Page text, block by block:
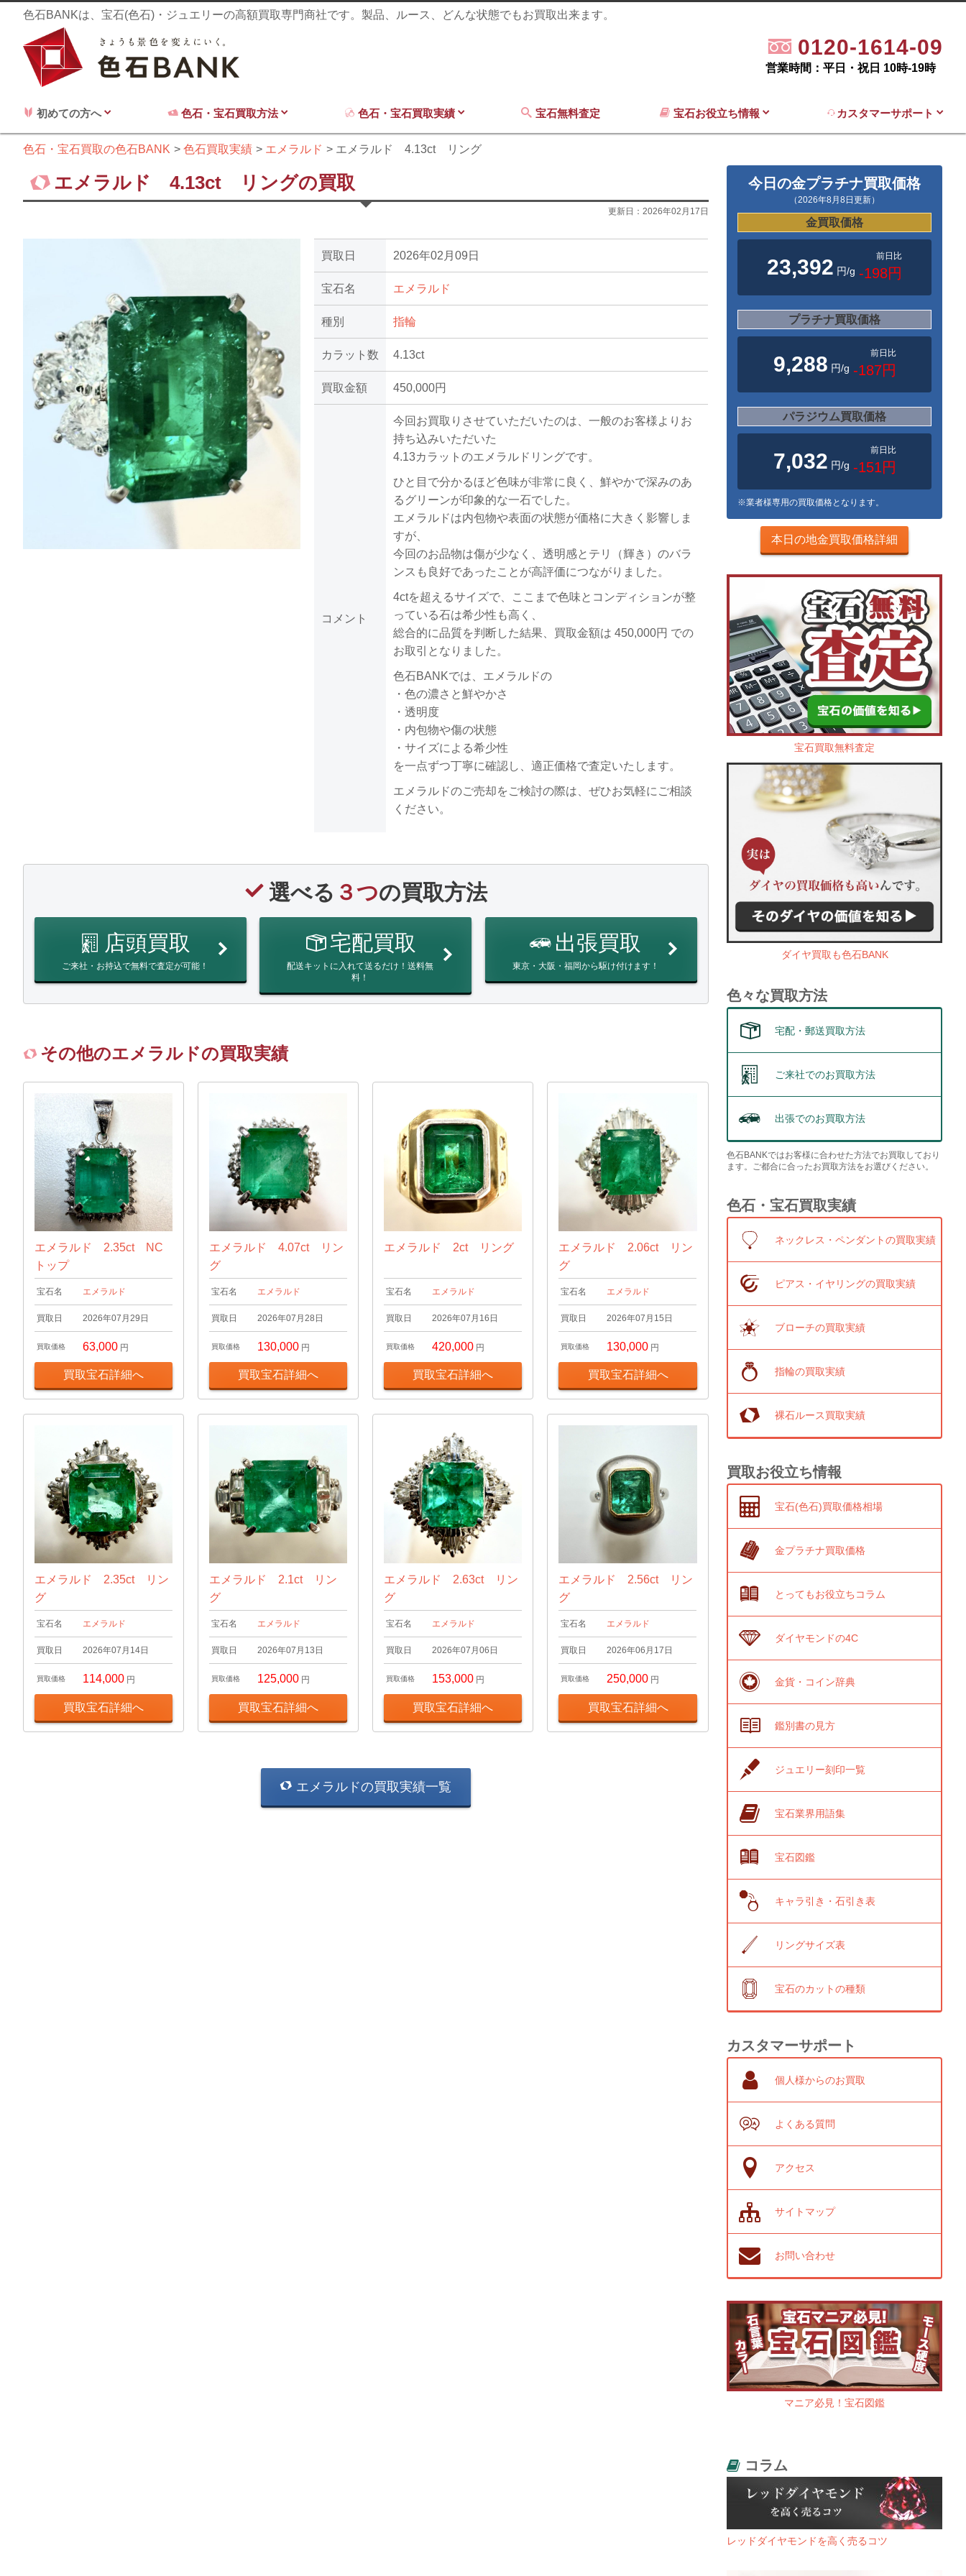
色石BANKは、宝石(色石)・ジュエリーの高額買取専門商社です。製品、ルース、どんな状態でもお買取出来ます。
0120-1614-09
営業時間：平日・祝日 10時-19時
初めての方へ 色石・宝石買取方法 色石・宝石買取実績 宝石無料査定 宝石お役立ち情報 カスタマーサポート
色石・宝石買取の色石BANK 色石買取実績 エメラルド エメラルド 4.13ct リング
エメラルド 4.13ct リングの買取
更新日： 2026年02月17日
買取日 2026年02月09日
宝石名 エメラルド
種別 指輪
カラット数 4.13ct
買取金額 450,000円
コメント
今回お買取りさせていただいたのは、一般のお客様よりお
持ち込みいただいた
4.13カラットのエメラルドリングです。
ひと目で分かるほど色味が非常に良く、鮮やかで深みのあ
るグリーンが印象的な一石でした。
エメラルドは内包物や表面の状態が価格に大きく影響しま
すが、
今回のお品物は傷が少なく、透明感とテリ（輝き）のバラ
ンスも良好であったことが高評価につながりました。
4ctを超えるサイズで、ここまで色味とコンディションが整
っている石は希少性も高く、
総合的に品質を判断した結果、買取金額は 450,000円 での
お取引となりました。
色石BANKでは、エメラルドの
・色の濃さと鮮やかさ
・透明度
・内包物や傷の状態
・サイズによる希少性
を一点ずつ丁寧に確認し、適正価格で査定いたします。
エメラルドのご売却をご検討の際は、ぜひお気軽にご相談
ください。
選べる ３つの買取方法
店頭買取
ご来社・お持込で無料で査定が可能！
宅配買取
配送キットに入れて送るだけ！送料無
料！
出張買取
東京・大阪・福岡から駆け付けます！
その他のエメラルドの買取実績
エメラルド 2.35ct NC
トップ
宝石名 エメラルド
買取日 2026年07月29日
買取価格 63,000 円
買取宝石詳細へ
エメラルド 4.07ct リン
グ
宝石名 エメラルド
買取日 2026年07月28日
買取価格 130,000 円
買取宝石詳細へ
エメラルド 2ct リング
宝石名 エメラルド
買取日 2026年07月16日
買取価格 420,000 円
買取宝石詳細へ
エメラルド 2.06ct リン
グ
宝石名 エメラルド
買取日 2026年07月15日
買取価格 130,000 円
買取宝石詳細へ
エメラルド 2.35ct リン
グ
宝石名 エメラルド
買取日 2026年07月14日
買取価格 114,000 円
買取宝石詳細へ
エメラルド 2.1ct リン
グ
宝石名 エメラルド
買取日 2026年07月13日
買取価格 125,000 円
買取宝石詳細へ
エメラルド 2.63ct リン
グ
宝石名 エメラルド
買取日 2026年07月06日
買取価格 153,000 円
買取宝石詳細へ
エメラルド 2.56ct リン
グ
宝石名 エメラルド
買取日 2026年06月17日
買取価格 250,000 円
買取宝石詳細へ
エメラルドの買取実績一覧
今日の金プラチナ買取価格
（2026年8月8日更新）
金買取価格
23,392 円/g
前日比
-198円
プラチナ買取価格
9,288 円/g
前日比
-187円
パラジウム買取価格
7,032 円/g
前日比
-151円
※業者様専用の買取価格となります。
本日の地金買取価格詳細
宝石買取無料査定
ダイヤ買取も色石BANK
色々な買取方法
宅配・郵送買取方法
ご来社でのお買取方法
出張でのお買取方法
色石BANKではお客様に合わせた方法でお買取しており
ます。ご都合に合ったお買取方法をお選びください。
色石・宝石買取実績
ネックレス・ペンダントの買取実績
ピアス・イヤリングの買取実績
ブローチの買取実績
指輪の買取実績
裸石ルース買取実績
買取お役立ち情報
宝石(色石)買取価格相場
金プラチナ買取価格
とってもお役立ちコラム
ダイヤモンドの4C
金貨・コイン辞典
鑑別書の見方
ジュエリー刻印一覧
宝石業界用語集
宝石図鑑
キャラ引き・石引き表
リングサイズ表
宝石のカットの種類
カスタマーサポート
個人様からのお買取
よくある質問
アクセス
サイトマップ
お問い合わせ
マニア必見！宝石図鑑
コラム
レッドダイヤモンドを高く売るコツ